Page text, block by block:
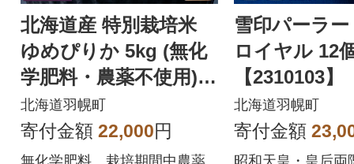
北海道産 特別栽培米
ゆめぴりか 5kg (無化
学肥料・農薬不使用)
【2510102】
北海道羽幌町
寄付金額 22,000円
雪印パーラ
ロイヤル 12
【2310103】
北海道羽幌町
寄付金額